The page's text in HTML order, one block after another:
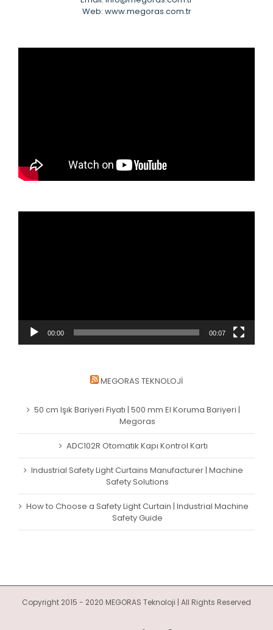
Web: www.megoras.com.tr
00:00 00:07
MEGORAS TEKNOLOJI
50 cm Işık Bariyeri Fiyatı | 500 mm El Koruma Bariyeri |
Megoras
ADC102R Otomatik Kapı Kontrol Kartı
Industrial Safety Light Curtains Manufacturer | Machine
Safety Solutions
How to Choose a Safety Light Curtain | Industrial Machine
Safety Guide
Copyright 2015 - 2020 MEGORAS Teknoloji | All Rights Reserved